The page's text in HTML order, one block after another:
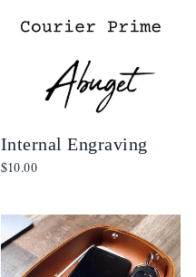
Internal Engraving
$10.00